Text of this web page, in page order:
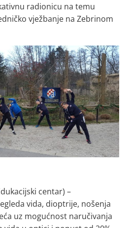
radionicu na temu
vježbanje na Zebrinom
centar) –
vida, dioptrije, nošenja
uz mogućnost naručivanja